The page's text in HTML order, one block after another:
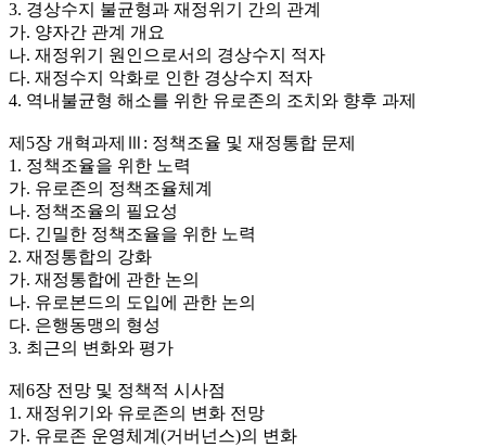
3. 경상수지 불균형과 재정위기 간의 관계
가. 양자간 관계 개요
나. 재정위기 원인으로서의 경상수지 적자
다. 재정수지 악화로 인한 경상수지 적자
4. 역내불균형 해소를 위한 유로존의 조치와 향후 과제
제5장 개혁과제Ⅲ: 정책조율 및 재정통합 문제
1. 정책조율을 위한 노력
가. 유로존의 정책조율체계
나. 정책조율의 필요성
다. 긴밀한 정책조율을 위한 노력
2. 재정통합의 강화
가. 재정통합에 관한 논의
나. 유로본드의 도입에 관한 논의
다. 은행동맹의 형성
3. 최근의 변화와 평가
제6장 전망 및 정책적 시사점
1. 재정위기와 유로존의 변화 전망
가. 유로존 운영체계(거버넌스)의 변화